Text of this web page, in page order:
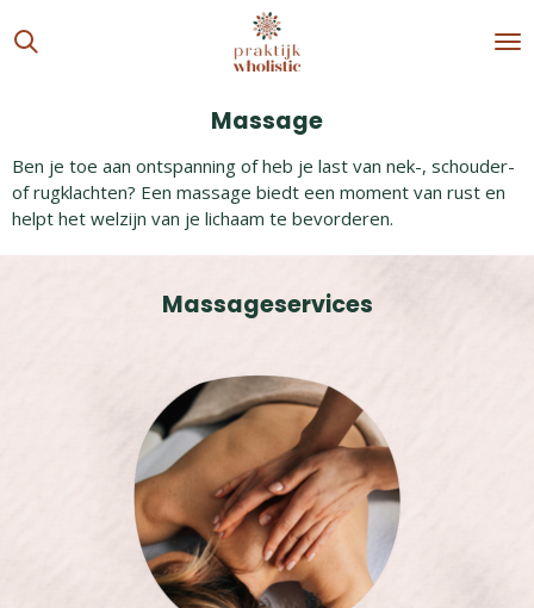
direct
Massage
Ben je toe aan ontspanning of heb je last van nek-, schouder-
of rugklachten? Een massage biedt een moment van rust en
helpt het welzijn van je lichaam te bevorderen.
Massageservices